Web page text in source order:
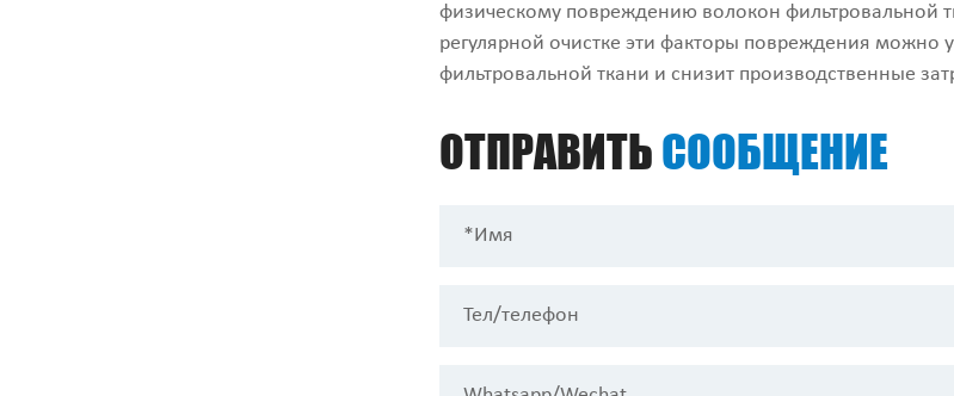
физическому повреждению волокон фильтровальной
регулярной очистке эти факторы повреждения можно
фильтровальной ткани и снизит производственные
ОТПРАВИТЬСООБЩЕНИЕ